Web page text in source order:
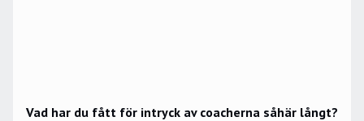
Vad har du fått för intryck av coacherna såhär långt?